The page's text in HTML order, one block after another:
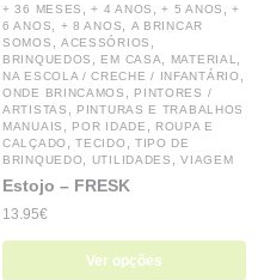
+ 36 MESES ,+ 4 ANOS ,+ 5 ANOS ,+
6 ANOS, + 8 ANOS, A BRINCAR
SOMOS , ACESSÓRIOS ,
BRINQUEDOS , EM CASA, MATERIAL,
NA ESCOLA / CRECHE / INFANTÁRIO,
ONDE BRINCAMOS ,
PINTORES /
ARTISTAS ,
PINTURAS E TRABALHOS
MANUAIS , POR IDADE ,
ROUPA E
CALÇADO,TECIDO, TIPO DE
BRINQUEDO, UTILIDADES ,VIAGEM
Estojo – FRESK
13.95€
Ver opções